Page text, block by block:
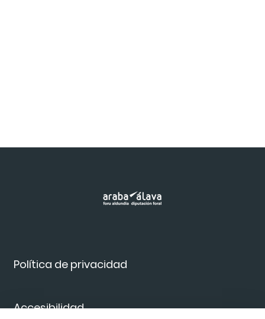
Política de privacidad
Accesibilidad